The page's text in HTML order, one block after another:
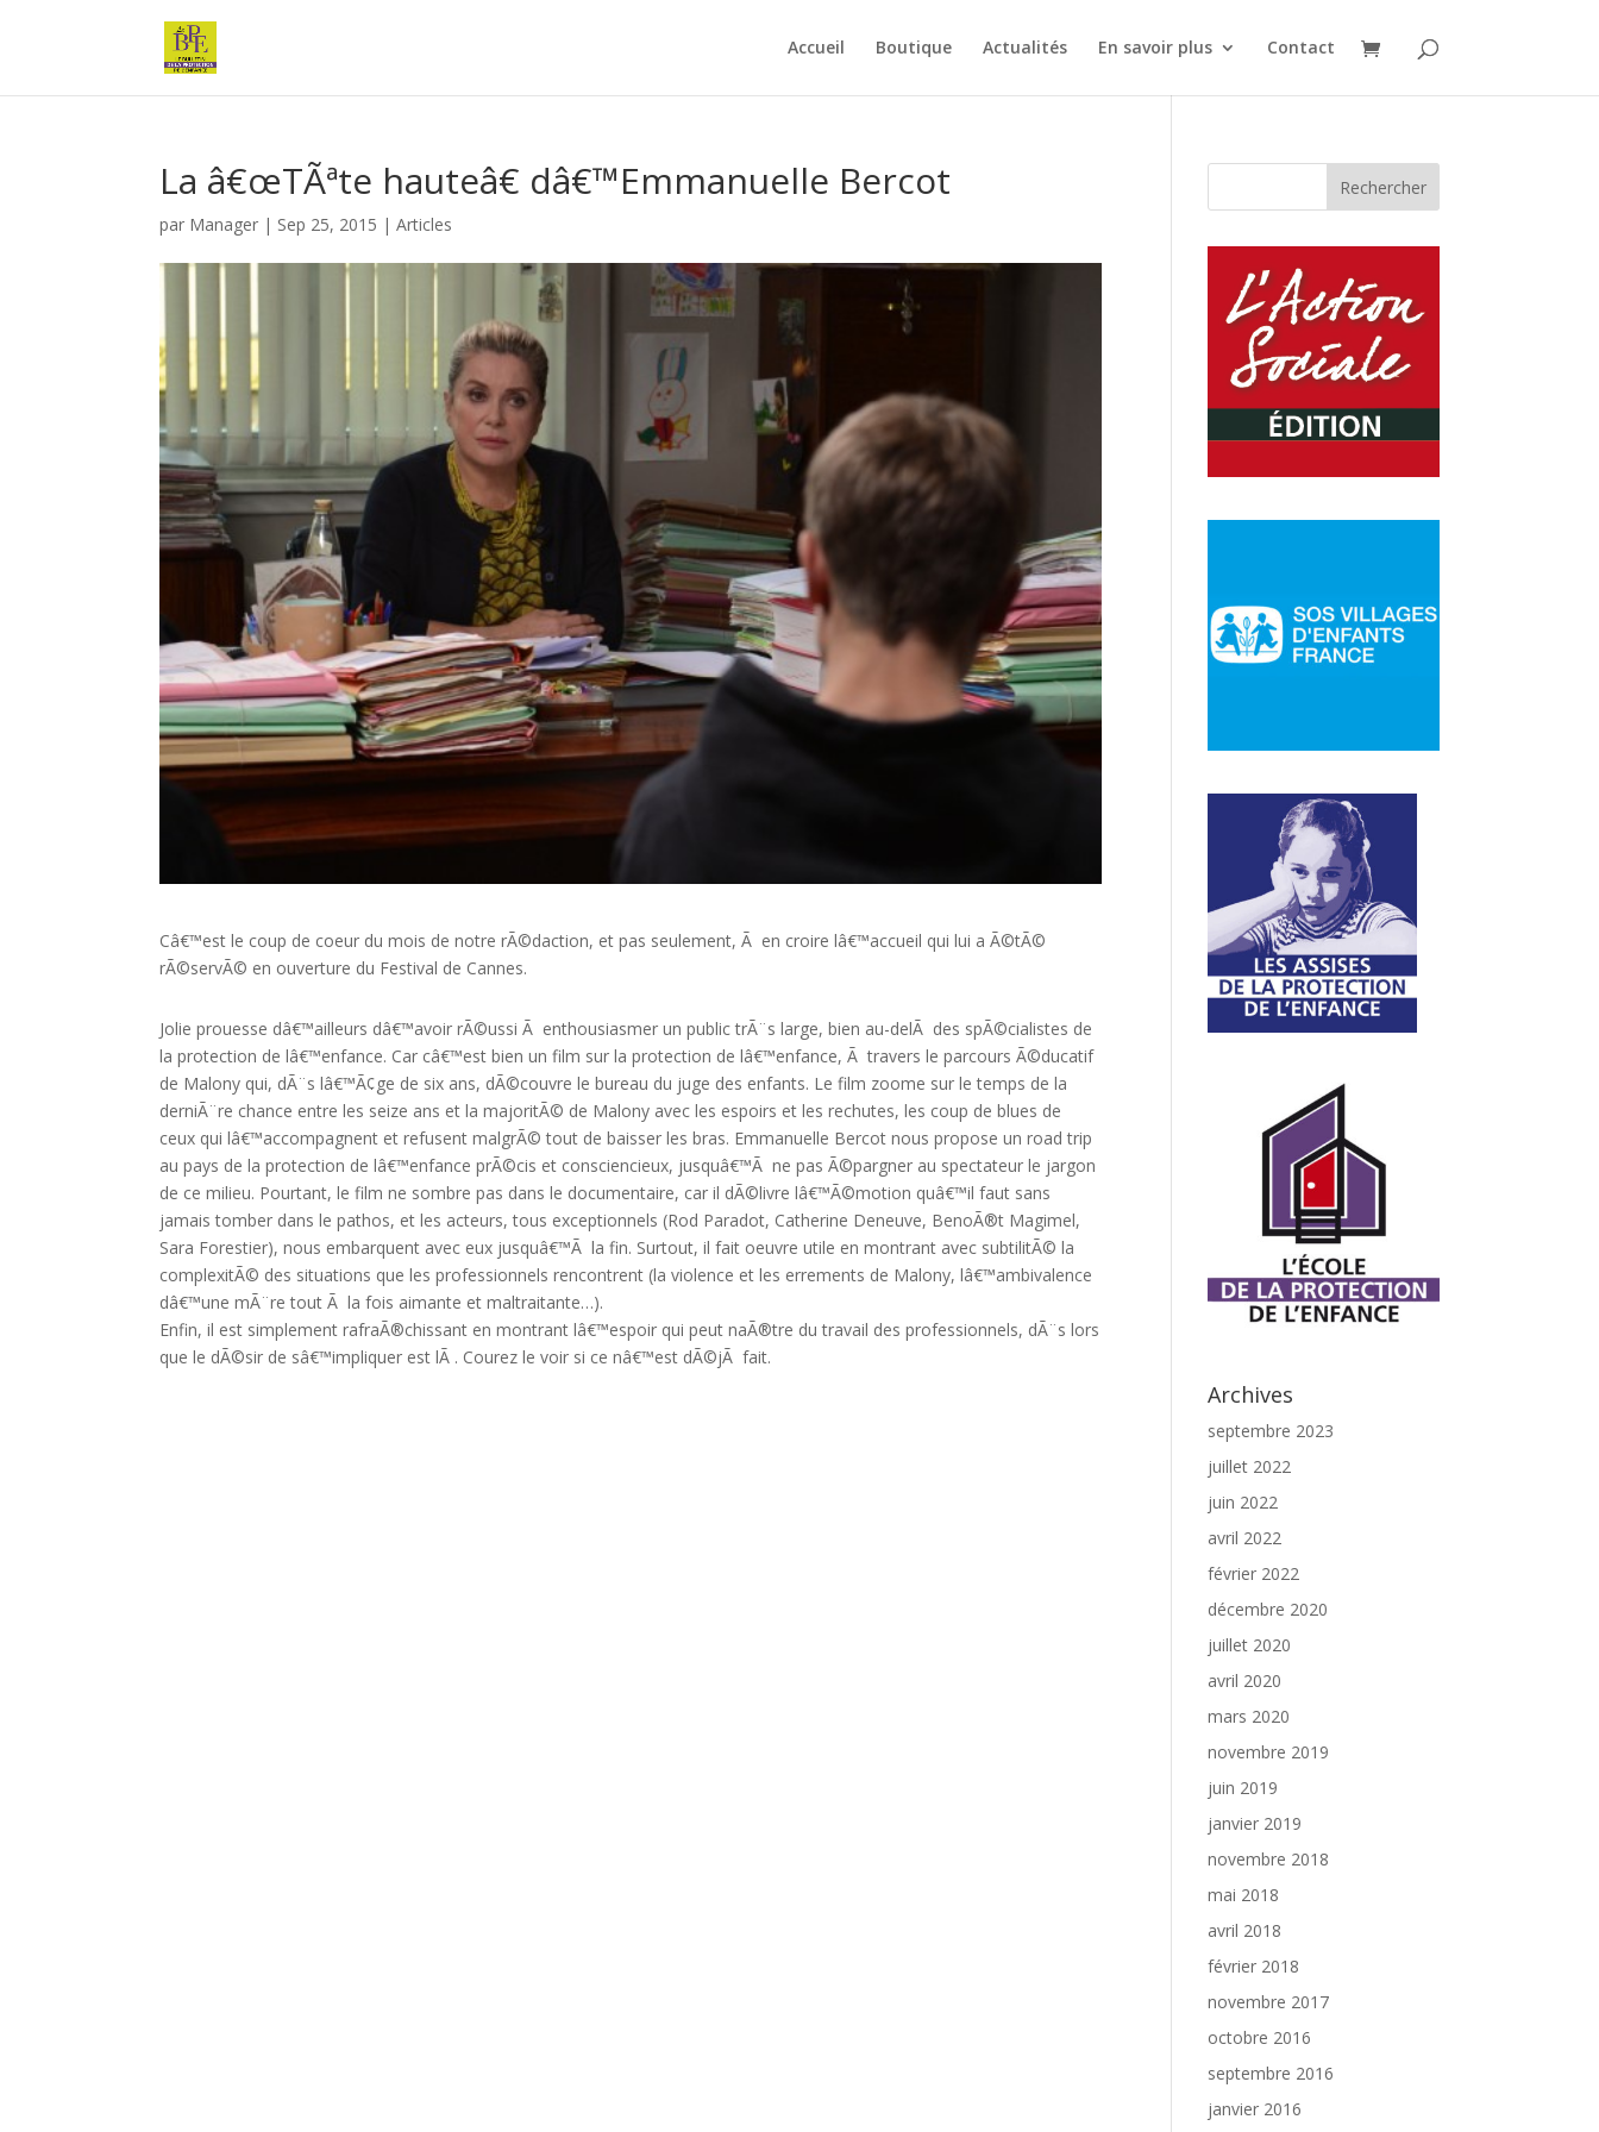
Accueil Boutique Actualités En savoir plus Contact
La â€œTÃªte hauteâ€ dâ€™Emmanuelle Bercot
par Manager | Sep 25, 2015 |Articles
Câ€™est le coup de coeur du mois de notre rÃ©daction, et pas seulement, Ã en croire lâ€™accueil qui lui a Ã©tÃ©
rÃ©servÃ© en ouverture du Festival de Cannes.
Jolie prouesse dâ€™ailleurs dâ€™avoir rÃ©ussi Ã enthousiasmer un public trÃ¨s large, bien au-delÃ des spÃ©cialistes de
la protection de lâ€™enfance. Car câ€™est bien un film sur la protection de lâ€™enfance, Ã travers le parcours Ã©ducatif
de Malony qui, dÃ¨s lâ€™Ã¢ge de six ans, dÃ©couvre le bureau du juge des enfants. Le film zoome sur le temps de la
derniÃ¨re chance entre les seize ans et la majoritÃ© de Malony avec les espoirs et les rechutes, les coup de blues de
ceux qui lâ€™accompagnent et refusent malgrÃ© tout de baisser les bras. Emmanuelle Bercot nous propose un road trip
au pays de la protection de lâ€™enfance prÃ©cis et consciencieux, jusquâ€™Ã ne pas Ã©pargner au spectateur le jargon
de ce milieu. Pourtant, le film ne sombre pas dans le documentaire, car il dÃ©livre lâ€™Ã©motion quâ€™il faut sans
jamais tomber dans le pathos, et les acteurs, tous exceptionnels (Rod Paradot, Catherine Deneuve, BenoÃ®t Magimel,
Sara Forestier), nous embarquent avec eux jusquâ€™Ã la fin. Surtout, il fait oeuvre utile en montrant avec subtilitÃ© la
complexitÃ© des situations que les professionnels rencontrent (la violence et les errements de Malony, lâ€™ambivalence
dâ€™une mÃ¨re tout Ã la fois aimante et maltraitante…).
Enfin, il est simplement rafraÃ®chissant en montrant lâ€™espoir qui peut naÃ®tre du travail des professionnels, dÃ¨s lors
que le dÃ©sir de sâ€™impliquer est lÃ . Courez le voir si ce nâ€™est dÃ©jÃ fait.
Archives
septembre 2023
juillet 2022
juin 2022
avril 2022
février 2022
décembre 2020
juillet 2020
avril 2020
mars 2020
novembre 2019
juin 2019
janvier 2019
novembre 2018
mai 2018
avril 2018
février 2018
novembre 2017
octobre 2016
septembre 2016
janvier 2016